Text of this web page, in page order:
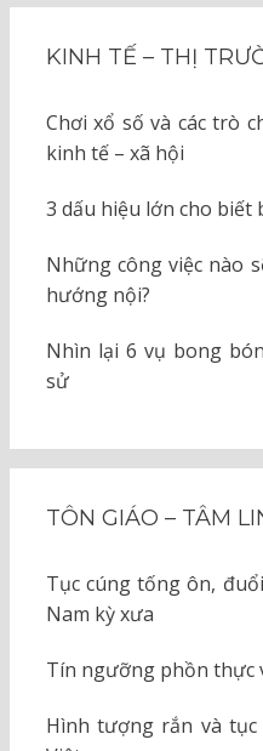
KINH TẾ – THỊ
Chơi xổ số và các trò
kinh tế – xã hội
3 dấu hiệu lớn cho biết
Những công việc nào
hướng nội?
Nhìn lại 6 vụ bong
sử
TÔN GIÁO – TÂM
Tục cúng tống ôn,
Nam kỳ xưa
Tín ngưỡng phồn thực
Hình tượng rắn và